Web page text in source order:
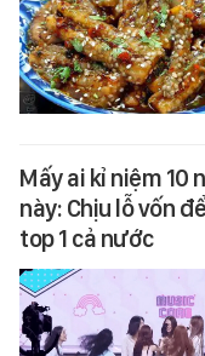
Mấy ai kỉ niệm 10
này: Chịu lỗ vốn
top 1 cả nước